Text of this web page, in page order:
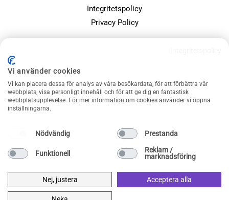
Integritetspolicy
Privacy Policy
Julklappsspelet
Merchandise
Vi använder cookies
Vi kan placera dessa för analys av våra besökardata, för att förbättra vår
webbplats, visa personligt innehåll och för att ge dig en fantastisk
webbplatsupplevelse. För mer information om cookies använder vi öppna
inställningarna.
Nödvändig Prestanda
Funktionell
Reklam /
marknadsföring
Nej, justera Acceptera alla